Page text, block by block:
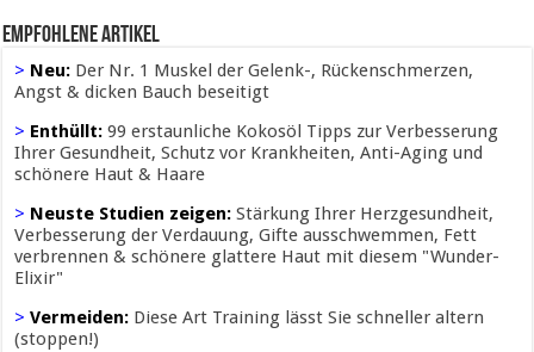
Empfohlene Artikel
> Neu: Der Nr. 1 Muskel der Gelenk-, Rückenschmerzen,
Angst & dicken Bauch beseitigt
> Enthüllt:99 erstaunliche Kokosöl Tipps zur Verbesserung
Ihrer Gesundheit, Schutz vor Krankheiten, Anti-Aging und
schönere Haut & Haare
> Neuste Studien zeigen:Stärkung Ihrer Herzgesundheit,
Verbesserung der Verdauung, Gifte ausschwemmen, Fett
verbrennen & schönere glattere Haut mit diesem "Wunder-
Elixir"
> Vermeiden: Diese Art Training lässt Sie schneller altern
(stoppen!)